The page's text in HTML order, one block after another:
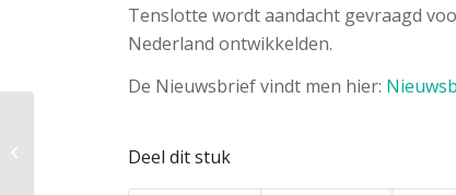
Tenslotte wordt aandacht gevraagd
Nederland ontwikkelden.
De Nieuwsbrief vindt men hier:
Deel dit stuk